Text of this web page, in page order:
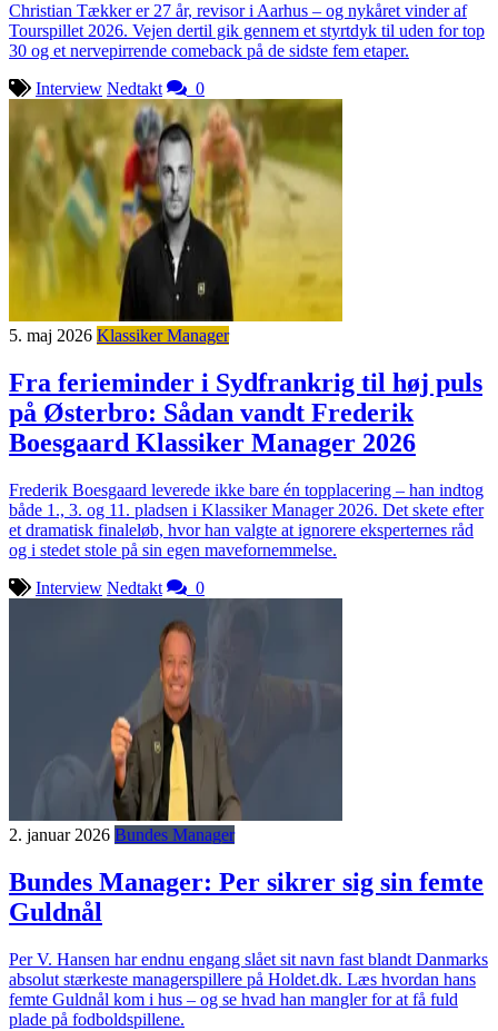
Christian Tækker er 27 år, revisor i Aarhus – og nykåret vinder af
Tourspillet 2026. Vejen dertil gik gennem et styrtdyk til uden for top
30 og et nervepirrende comeback på de sidste fem etaper.
Interview Nedtakt 0
5. maj 2026 Klassiker Manager
Fra ferieminder i Sydfrankrig til høj puls
på Østerbro: Sådan vandt Frederik
Boesgaard Klassiker Manager 2026
Frederik Boesgaard leverede ikke bare én topplacering – han indtog
både 1., 3. og 11. pladsen i Klassiker Manager 2026. Det skete efter
et dramatisk finaleløb, hvor han valgte at ignorere eksperternes råd
og i stedet stole på sin egen mavefornemmelse.
Interview Nedtakt 0
2. januar 2026 Bundes Manager
Bundes Manager: Per sikrer sig sin femte
Guldnål
Per V. Hansen har endnu engang slået sit navn fast blandt Danmarks
absolut stærkeste managerspillere på Holdet.dk. Læs hvordan hans
femte Guldnål kom i hus – og se hvad han mangler for at få fuld
plade på fodboldspillene.